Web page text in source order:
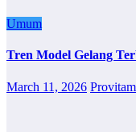
Umum
Tren Model Gelang
March 11, 2026